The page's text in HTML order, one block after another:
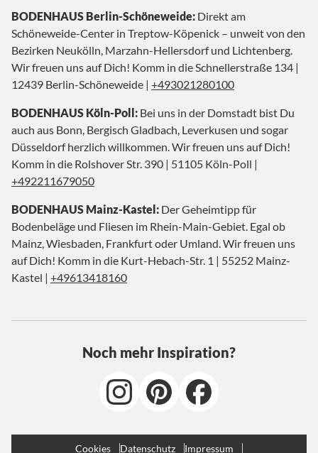
BODENHAUS Berlin-Schöneweide: Direkt am
Schöneweide-Center in Treptow-Köpenick – unweit von den
Bezirken Neukölln, Marzahn-Hellersdorf und Lichtenberg.
Wir freuen uns auf Dich! Komm in die Schnellerstraße 134 |
12439 Berlin-Schöneweide | +493021280100
BODENHAUS Köln-Poll: Bei uns in der Domstadt bist Du
auch aus Bonn, Bergisch Gladbach, Leverkusen und sogar
Düsseldorf herzlich willkommen. Wir freuen uns auf Dich!
Komm in die Rolshover Str. 390 | 51105 Köln-Poll |
+492211679050
BODENHAUS Mainz-Kastel: Der Geheimtipp für
Bodenbeläge und Fliesen im Rhein-Main-Gebiet. Egal ob
Mainz, Wiesbaden, Frankfurt oder Umland. Wir freuen uns
auf Dich! Komm in die Kurt-Hebach-Str. 1 | 55252 Mainz-
Kastel | +49613418160
Noch mehr Inspiration?
Cookies Datenschutz Impressum